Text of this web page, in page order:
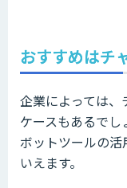
おすすめはチ
企業によっては
ケースもあるで
ボットツールの
いえます。